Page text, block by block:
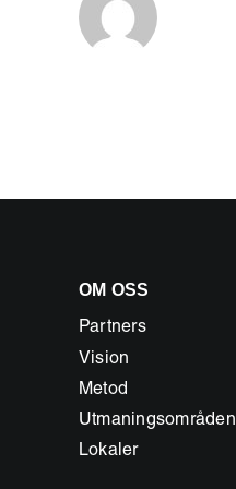
OM OSS
Partners
Vision
Metod
Utmaningsområden
Lokaler